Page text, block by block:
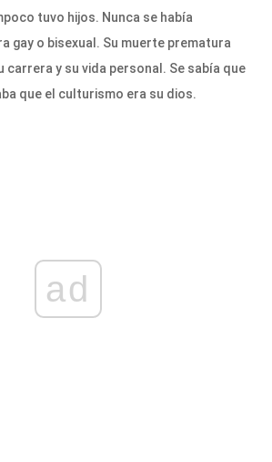
tuvo hijos. Nunca se había
gay o bisexual. Su muerte prematura
carrera y su vida personal. Se sabía que
que el culturismo era su dios.
ad